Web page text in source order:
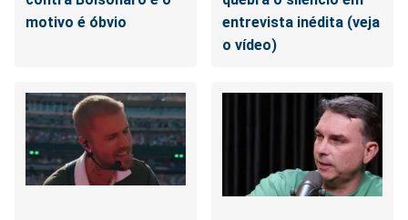
motivo é óbvio
entrevista inédita (veja
o vídeo)